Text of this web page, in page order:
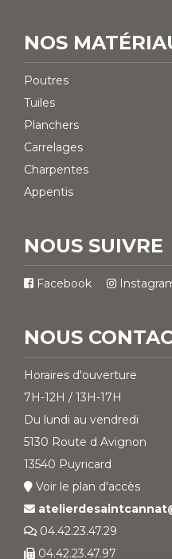
NOS
Poutres
Tuiles
Planchers
Carrelages
Charpentes
Appentis
NOUS SUIVRE
Facebook
NOUS
Horaires d'ouverture
7H-12H / 13H-17H
Du lundi au vendredi
5130 Route d Avignon
13540 Puyricard
Voir le plan d'accès
04.42.23.47.29
04.42.23.47.97